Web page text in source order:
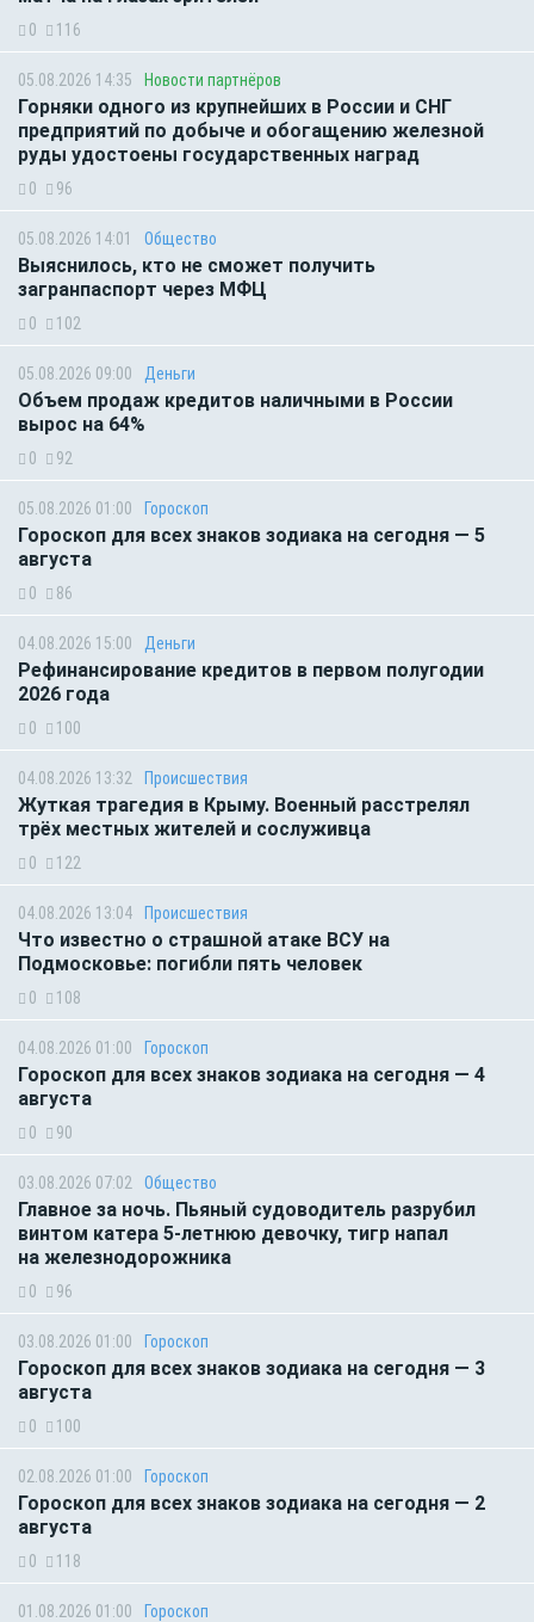
0 116
05.08.2026 14:35 Новости партнёров
Горняки одного из крупнейших в России и СНГ
предприятий по добыче и обогащению железной
руды удостоены государственных наград
0 96
05.08.2026 14:01 Общество
Выяснилось, кто не сможет получить
загранпаспорт через МФЦ
0 102
05.08.2026 09:00 Деньги
Объем продаж кредитов наличными в России
вырос на 64%
0 92
05.08.2026 01:00 Гороскоп
Гороскоп для всех знаков зодиака на сегодня — 5
августа
0 86
04.08.2026 15:00 Деньги
Рефинансирование кредитов в первом полугодии
2026 года
0 100
04.08.2026 13:32 Происшествия
Жуткая трагедия в Крыму. Военный расстрелял
трёх местных жителей и сослуживца
0 122
04.08.2026 13:04 Происшествия
Что известно о страшной атаке ВСУ на
Подмосковье: погибли пять человек
0 108
04.08.2026 01:00 Гороскоп
Гороскоп для всех знаков зодиака на сегодня — 4
августа
0 90
03.08.2026 07:02 Общество
Главное за ночь. Пьяный судоводитель разрубил
винтом катера 5-летнюю девочку, тигр напал
на железнодорожника
0 96
03.08.2026 01:00 Гороскоп
Гороскоп для всех знаков зодиака на сегодня — 3
августа
0 100
02.08.2026 01:00 Гороскоп
Гороскоп для всех знаков зодиака на сегодня — 2
августа
0 118
01.08.2026 01:00 Гороскоп